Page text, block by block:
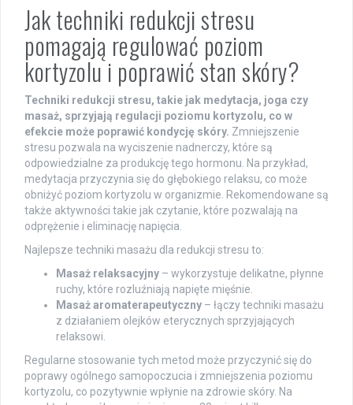
Jak techniki redukcji stresu
pomagają regulować poziom
kortyzolu i poprawić stan skóry?
Techniki redukcji stresu, takie jak medytacja, joga czy
masaż, sprzyjają regulacji poziomu kortyzolu, co w
efekcie może poprawić kondycję skóry. Zmniejszenie
stresu pozwala na wyciszenie nadnerczy, które są
odpowiedzialne za produkcję tego hormonu. Na przykład,
medytacja przyczynia się do głębokiego relaksu, co może
obniżyć poziom kortyzolu w organizmie. Rekomendowane są
także aktywności takie jak czytanie, które pozwalają na
odprężenie i eliminację napięcia.
Najlepsze techniki masażu dla redukcji stresu to:
Masaż relaksacyjny – wykorzystuje delikatne, płynne
ruchy, które rozluźniają napięte mięśnie.
Masaż aromaterapeutyczny – łączy techniki masażu
z działaniem olejków eterycznych sprzyjających
relaksowi.
Regularne stosowanie tych metod może przyczynić się do
poprawy ogólnego samopoczucia i zmniejszenia poziomu
kortyzolu, co pozytywnie wpłynie na zdrowie skóry. Na